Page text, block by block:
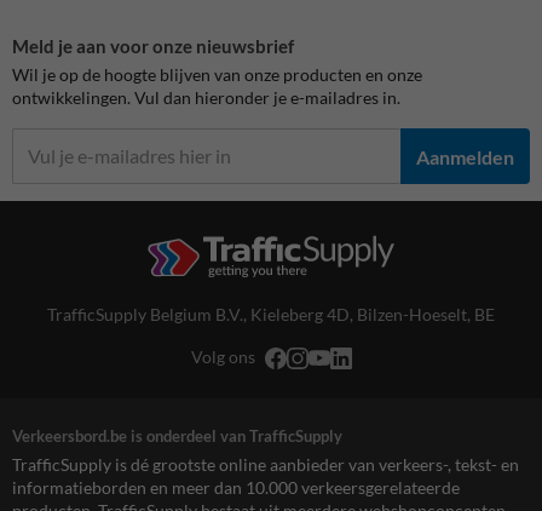
Meld je aan voor onze nieuwsbrief
Wil je op de hoogte blijven van onze producten en onze
ontwikkelingen. Vul dan hieronder je e-mailadres in.
Aanmelden
TrafficSupply Belgium B.V., Kieleberg 4D, Bilzen-Hoeselt, BE
Volg ons
Verkeersbord.be is onderdeel van TrafficSupply
TrafficSupply is dé grootste online aanbieder van verkeers-, tekst- en
informatieborden en meer dan 10.000 verkeersgerelateerde